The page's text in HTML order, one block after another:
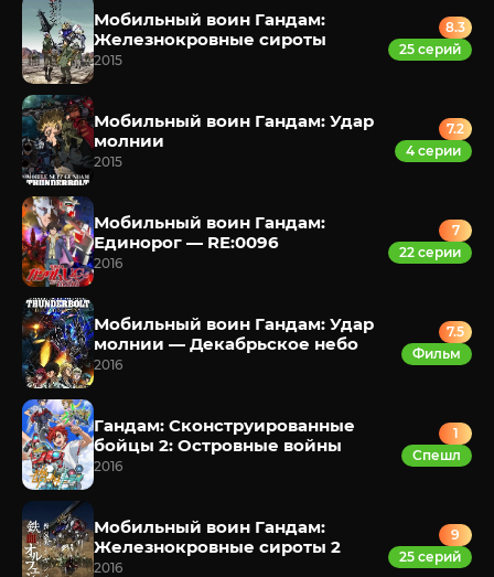
Мобильный воин Гандам:
Железнокровные сироты
2015
8.3
25 серий
Мобильный воин Гандам: Удар
молнии
2015
7.2
4 серии
Мобильный воин Гандам:
Единорог — RE:0096
2016
7
22 серии
Мобильный воин Гандам: Удар
молнии — Декабрьское небо
2016
7.5
Фильм
Гандам: Сконструированные
бойцы 2: Островные войны
2016
1
Спешл
Мобильный воин Гандам:
Железнокровные сироты 2
2016
9
25 серий